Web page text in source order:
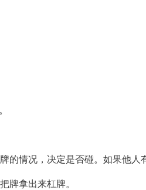
情况，决定是否碰。如果他人
牌拿出来杠牌。